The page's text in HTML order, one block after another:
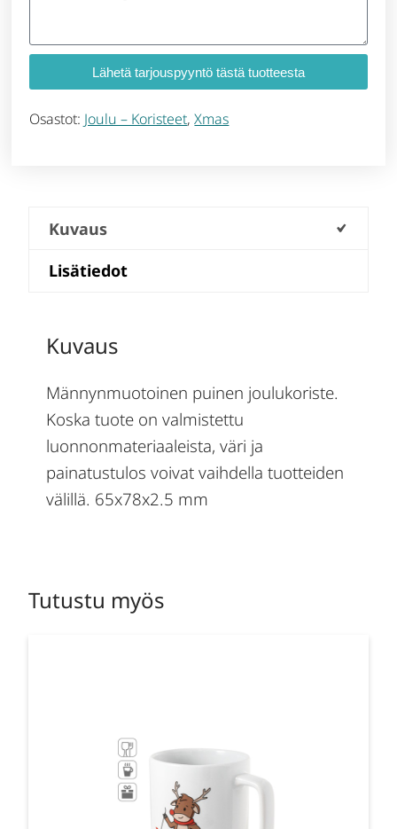
Lähetä tarjouspyyntö tästä tuotteesta
Osastot: Joulu – Koristeet,Xmas
Kuvaus
Lisätiedot
Kuvaus
Männynmuotoinen puinen joulukoriste.
Koska tuote on valmistettu
luonnonmateriaaleista, väri ja
painatustulos voivat vaihdella tuotteiden
välillä. 65x78x2.5 mm
Tutustu myös